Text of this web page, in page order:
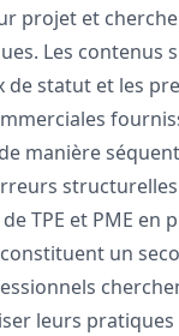
projet et
Les contenus
de statut et les
manière
TPE et PME en
un
leurs